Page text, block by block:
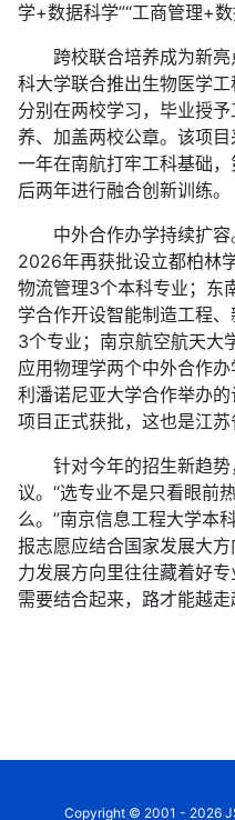
学+数据科学”“工商管理+
跨校联合培养成为新亮
科大学联合推出生物医学
分别在两校学习，毕业授
养、加盖两校公章。该项
一年在南航打牢工科基础，
后两年进行融合创新训练。
中外合作办学持续扩容
2026年再获批设立都柏林
物流管理3个本科专业；东
学合作开设智能制造工程
3个专业；南京航空航天大
应用物理学两个中外合作
利潘诺尼亚大学合作举办
项目正式获批，这也是江苏
针对今年的招生新趋势
议。“选专业不是只看眼前
么。”南京信息工程大学本
报志愿应结合国家发展大
力发展方向里往往藏着好专
需要结合起来，路才能越走
Copyright © 2001 - 2026